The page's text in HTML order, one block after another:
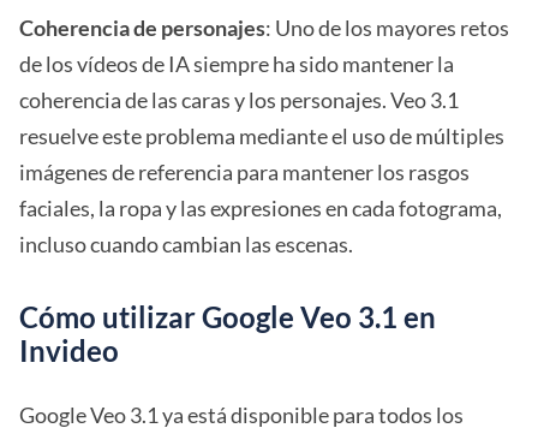
Coherencia de personajes: Uno de los mayores retos
de los vídeos de IA siempre ha sido mantener la
coherencia de las caras y los personajes. Veo 3.1
resuelve este problema mediante el uso de múltiples
imágenes de referencia para mantener los rasgos
faciales, la ropa y las expresiones en cada fotograma,
incluso cuando cambian las escenas.
Cómo utilizar Google Veo 3.1 en
Invideo
Google Veo 3.1 ya está disponible para todos los